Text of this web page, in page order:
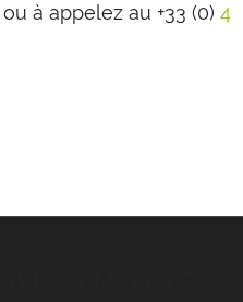
ou à appelez au +33 (0) 4